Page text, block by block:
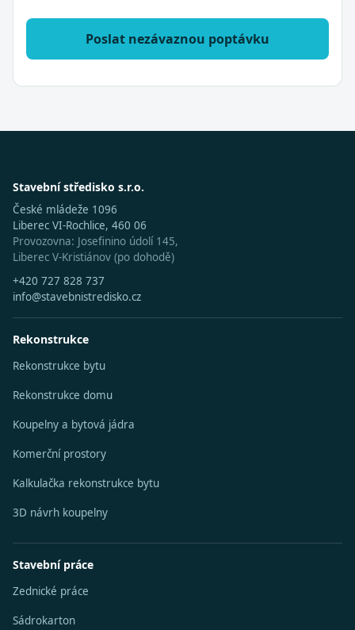
Poslat nezávaznou poptávku
Stavební středisko s.r.o.
České mládeže 1096
Liberec VI-Rochlice, 460 06
Provozovna: Josefinino údolí 145,
Liberec V-Kristiánov (po dohodě)
+420 727 828 737
info@stavebnistredisko.cz
Rekonstrukce
Rekonstrukce bytu
Rekonstrukce domu
Koupelny a bytová jádra
Komerční prostory
Kalkulačka rekonstrukce bytu
3D návrh koupelny
Stavební práce
Zednické práce
Sádrokarton